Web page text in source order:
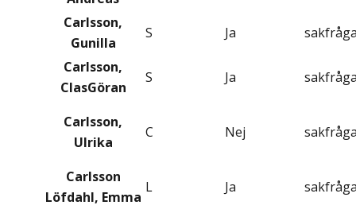
Carlsson,
Gunilla
S Ja
Carlsson,
ClasGöran
S Ja
Carlsson,
Ulrika
C Nej
Carlsson
Löfdahl, Emma
L Ja